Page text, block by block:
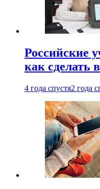
Российские
как сделать
4 года спустя2 года